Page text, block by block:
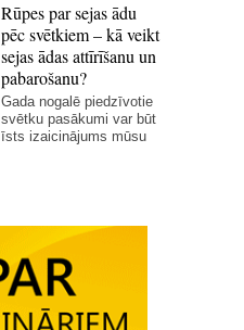
Rūpes par sejas ādu
pēc svētkiem – kā veikt
sejas ādas attīrīšanu un
pabarošanu?
Gada nogalē piedzīvotie
svētku pasākumi var būt
īsts izaicinājums mūsu